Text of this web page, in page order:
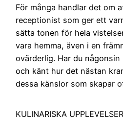
För många handlar det om
receptionist som ger ett
sätta tonen för hela
vara hemma, även i en
ovärderlig. Har du
och känt hur det nästan
dessa känslor som skapar
KULINARISKA UPPLEVELSER